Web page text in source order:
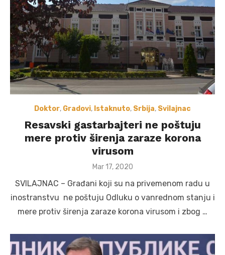
Doktor, Gradovi, Istaknuto, Srbija, Svilajnac
Resavski gastarbajteri ne poštuju
mere protiv širenja zaraze korona
virusom
Posted
Mar 17, 2020
SVILAJNAC – Građani koji su na privemenom radu u
inostranstvu ne poštuju Odluku o vanrednom stanju i
mere protiv širenja zaraze korona virusom i zbog …